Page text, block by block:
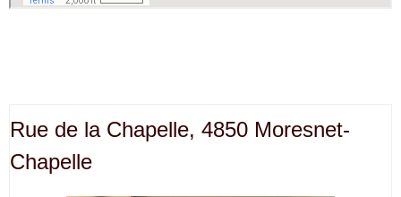
Rue de la Chapelle, 4850 Moresnet-
Chapelle